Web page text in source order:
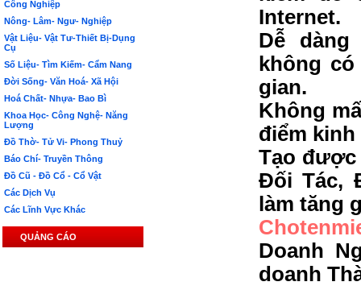
Công Nghiệp
Nông- Lâm- Ngư- Nghiệp
Vật Liệu- Vật Tư-Thiết Bị-Dụng
Cụ
Số Liệu- Tìm Kiếm- Cẩm Nang
Đời Sống- Văn Hoá- Xã Hội
Hoá Chất- Nhựa- Bao Bì
Khoa Học- Công Nghệ- Năng
Lượng
Đồ Thờ- Tử Vi- Phong Thuỷ
Báo Chí- Truyền Thông
Đồ Cũ - Đồ Cổ - Cổ Vật
Các Dịch Vụ
Các Lĩnh Vực Khác
QUẢNG CÁO
Internet.
Dễ
không
gian.
Không
điểm kinh
Tạo được
Đối Tác,
làm tăng
Doanh
doanh